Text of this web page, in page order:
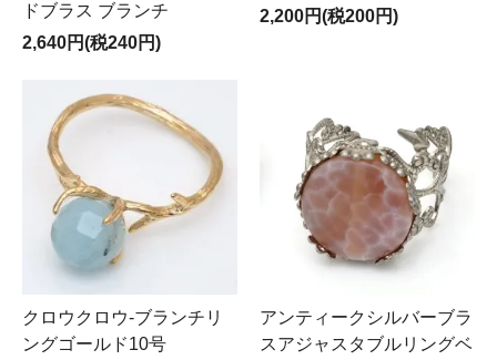
ドブラス ブランチ
2,640円(税240円)
2,200円(税200円)
クロウクロウ-ブランチリ
ングゴールド10号
アンティークシルバーブラ
スアジャスタブルリングベ